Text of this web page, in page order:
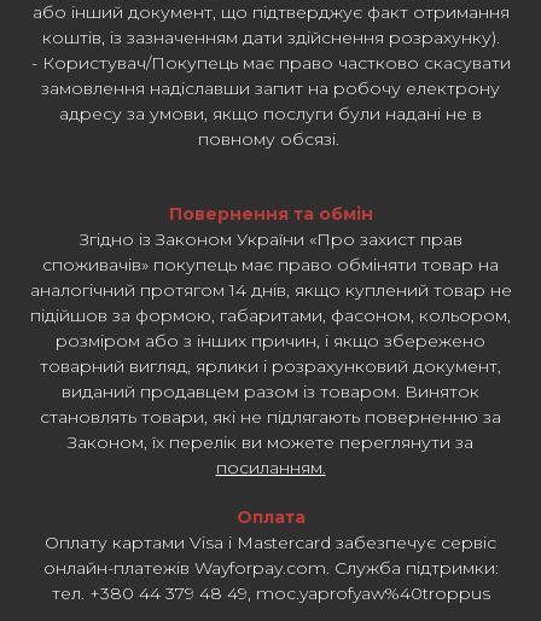
або інший документ, що підтверджує факт отримання
коштів, із зазначенням дати здійснення розрахунку).
- Користувач/Покупець має право частково скасувати
замовлення надіславши запит на робочу електрону
адресу за умови, якщо послуги були надані не в
повному обсязі.
Повернення та обмін
Згідно із Законом України «Про захист прав
споживачів» покупець має право обміняти товар на
аналогічний протягом 14 днів, якщо куплений товар не
підійшов за формою, габаритами, фасоном, кольором,
розміром або з інших причин, і якщо збережено
товарний вигляд, ярлики і розрахунковий документ,
виданий продавцем разом із товаром. Виняток
становлять товари, які не підлягають поверненню за
Законом, їх перелік ви можете переглянути за
посиланням.
Оплата
Оплату картами Visa і Mastercard забезпечує сервіс
онлайн-платежів Wayforpay.com. Служба підтримки:
тел. +380 44 379 48 49, moc.yaprofyaw%40troppus